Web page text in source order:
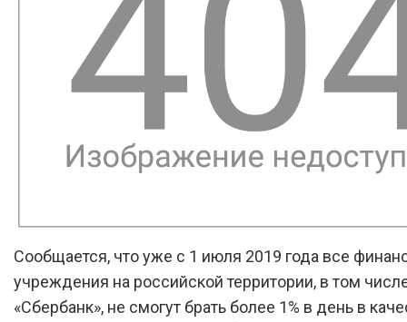
Сообщается, что уже с 1 июля 2019 года все
учреждения на российской территории, в том
«Сбербанк», не смогут брать более 1% в день в